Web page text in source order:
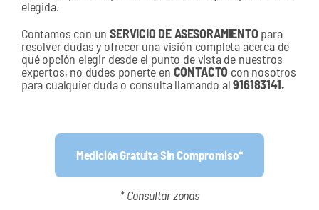
elegida.
Contamos con unSERVICIO DEASESORAMIENTO para
resolver dudas y ofrecer una visión completa acerca de
qué opción elegir desde el punto de vista de nuestros
expertos, no dudes ponerte en CONTACTO con nosotros
para cualquier duda o consulta llamando al916183141.
Medición Gratuita Sin Compromiso*
* Consultar zonas